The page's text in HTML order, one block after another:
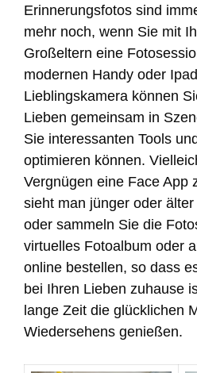
Erinnerungsfotos sind
mehr noch, wenn Sie mit
Großeltern eine
modernen Handy oder
Lieblingskamera können
Lieben gemeinsam in
Sie interessanten Tools
optimieren können.
Vergnügen eine Face App
sieht man jünger oder
oder sammeln Sie die
virtuelles Fotoalbum oder
online bestellen, so dass
bei Ihren Lieben zuhause
lange Zeit die glücklichen
Wiedersehens genießen.